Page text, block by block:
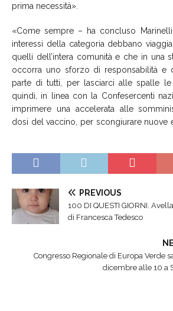
prima necessità».
«Come sempre – ha concluso
interessi della categoria debbano
quelli dell’intera comunità e che in una
occorra uno sforzo di responsabilità e
parte di tutti, per lasciarci alle spalle le
quindi, in linea con la Confesercenti
imprimere una accelerata alle
dosi del vaccino, per scongiurare nuove
PREVIOUS
100 DI QUESTI GIORNI.
di Francesca Tedesco
Congresso Regionale di Europa Verde
dicembre alle 10 a